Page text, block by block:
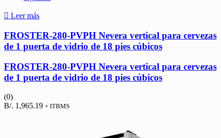
Leer más
FROSTER-280-PVPH Nevera vertical para cervezas
de 1 puerta de vidrio de 18 pies cúbicos
FROSTER-280-PVPH Nevera vertical para cervezas
de 1 puerta de vidrio de 18 pies cúbicos
(0)
B/. 1,965.19 + ITBMS